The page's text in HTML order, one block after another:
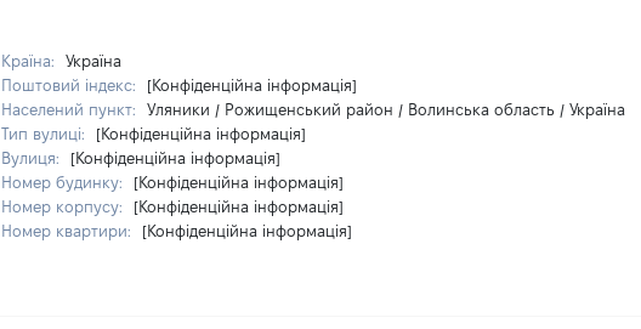
Країна:
Україна
Поштовий індекс:
[Конфіденційна інформація]
Населений пункт:
Уляники / Рожищенський район / Волинська область / Україна
Тип вулиці:
[Конфіденційна інформація]
Вулиця:
[Конфіденційна інформація]
Номер будинку:
[Конфіденційна інформація]
Номер корпусу:
[Конфіденційна інформація]
Номер квартири:
[Конфіденційна інформація]